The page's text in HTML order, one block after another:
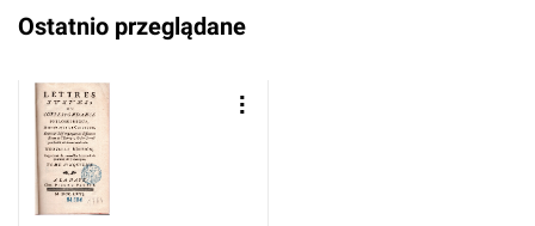
Ostatnio przeglądane